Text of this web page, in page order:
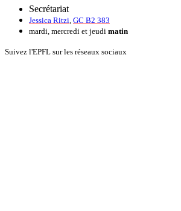
Secrétariat
Jessica Ritzi GC B2 383
mardi, mercredi et jeudi matin
Suivez l'EPFL sur les réseaux sociaux